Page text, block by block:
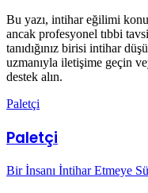
Bu yazı, intihar eğilimi
ancak profesyonel tıbbi
tanıdığınız birisi intihar
uzmanıyla iletişime geçin
destek alın.
Paletçi
Paletçi
Bir İnsanı İntihar Etmeye